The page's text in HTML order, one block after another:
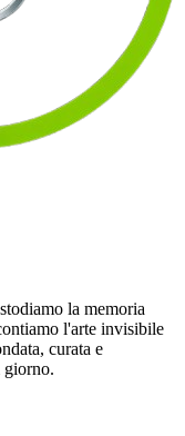
la memoria
l'arte invisibile
curata e
giorno.